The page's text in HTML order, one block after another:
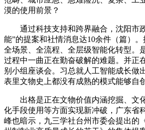
漠的使用前景？
通过科技支持和跨界融合，沈阳市
能”的提案和社情消息达10余件（篇）
全场景、全流程、全层级智能化转型。
过程中一曲正在勤奋破解的难题。并正
别小组座谈会。习总就人工智能成长做
表里文物史上都没有成熟的模式能够自
出格是正在文物价值内涵挖掘、文
化手段使用等方面实现新冲破，广东省
峰也暗示，九三学社台州市委会提出的